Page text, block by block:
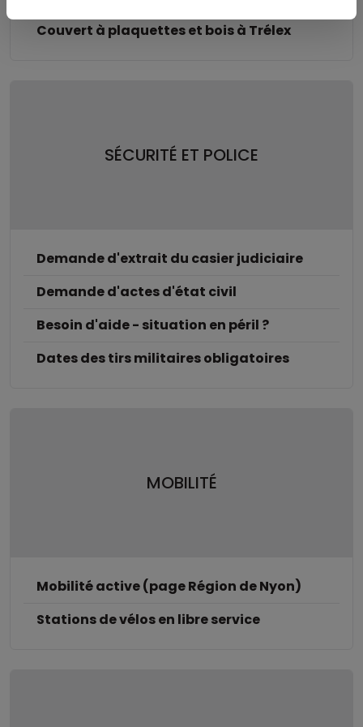
Couvert à plaquettes et bois à Trélex
SÉCURITÉ ET POLICE
Demande d'extrait du casier judiciaire
Demande d'actes d'état civil
Besoin d'aide - situation en péril ?
Dates des tirs militaires obligatoires
MOBILITÉ
Mobilité active (page Région de Nyon)
Stations de vélos en libre service